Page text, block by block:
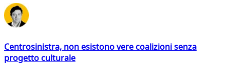
Centrosinistra, non esistono vere coalizioni senza
progetto culturale